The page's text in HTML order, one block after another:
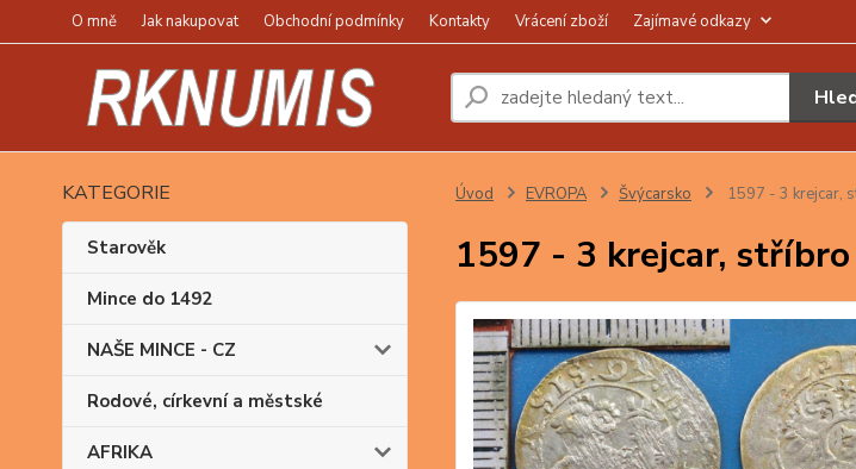
O mně Jak nakupovat Obchodní podmínky Kontakty Vrácení zboží Zajímavé odkazy
KATEGORIE
Starověk
Mince do 1492
NAŠE MINCE - CZ
Rodové, církevní a městské
AFRIKA
Úvod EVROPA Švýcarsko 1597 - 3 krejcar,
1597 - 3 krejcar,